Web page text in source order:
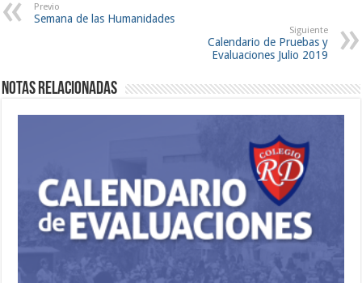
Previo
Semana de las Humanidades
Siguiente
Calendario de Pruebas y
Evaluaciones Julio 2019
Notas Relacionadas